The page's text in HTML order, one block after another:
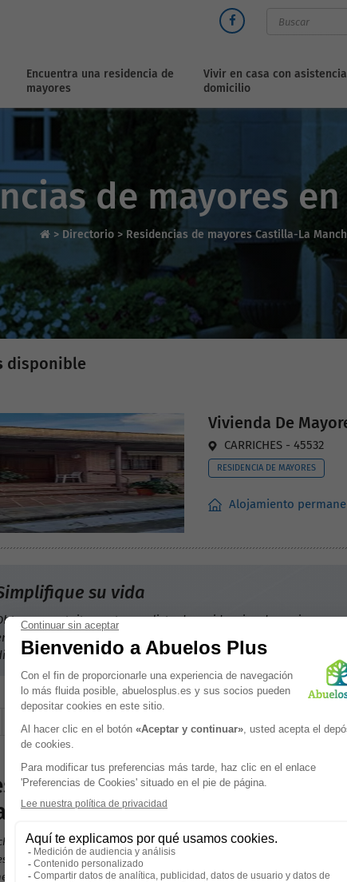
Encuentra una residencia de
mayores
Vivir en casa con
domicilio
de mayores
> Directorio > Residencias de mayores Castilla-La
disponible
Vivienda De
CARRICHES - 45532
RESIDENCIA DE MAYORES
Alojamiento
su vida
gratuitamente una lista de residencias de ancianos
el municipio de Castilla-la-mancha, con precios y plazas
Carriches: Un Hogar
situado en la provincia de Toledo, es un pequeño y encantador
de las personas mayores. Con una rica historia y una comunidad
buscan residencias de mayores. Su localización privilegiada permite